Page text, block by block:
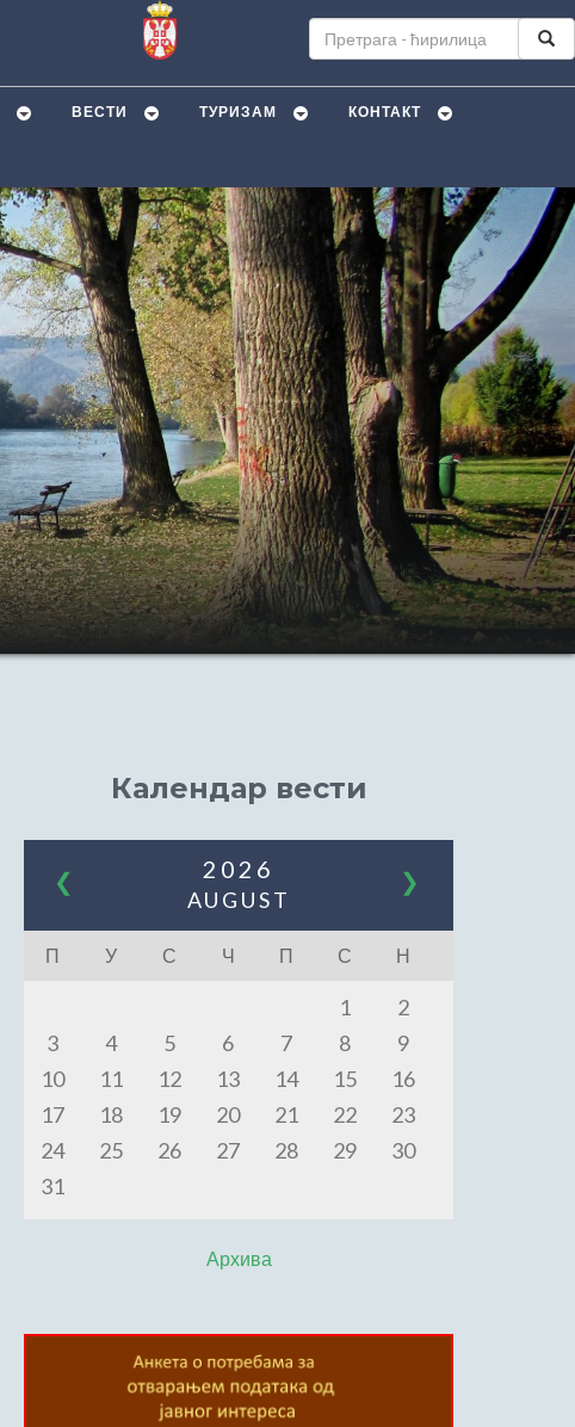
ВЕСТИ ТУРИЗАМ КОНТАКТ
Календар вести
❮ ❯
2026
AUGUST
П У С Ч П С Н
1
2
3
4 5 6 7 8
9
10
11 12 13 14 15
16
17
18 19 20 21 22
23
24
25 26 27 28 29
30
31
Архива